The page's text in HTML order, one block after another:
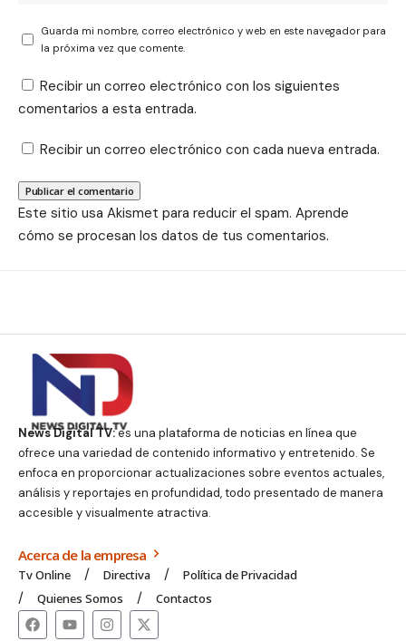
Guarda mi nombre, correo electrónico y web en este navegador para
la próxima vez que comente.
Recibir un correo electrónico con los siguientes
comentarios a esta entrada.
Recibir un correo electrónico con cada nueva entrada.
Este sitio usa Akismet para reducir el spam. Aprende
cómo se procesan los datos de tus comentarios.
News Digital TV:es una plataforma de noticias en línea que
ofrece una variedad de contenido informativo y entretenido. Se
enfoca en proporcionar actualizaciones sobre eventos actuales,
análisis y reportajes en profundidad, todo presentado de manera
accesible y visualmente atractiva.
Acerca de la empresa
Tv Online Directiva
Política de Privacidad
Quienes Somos
Contactos